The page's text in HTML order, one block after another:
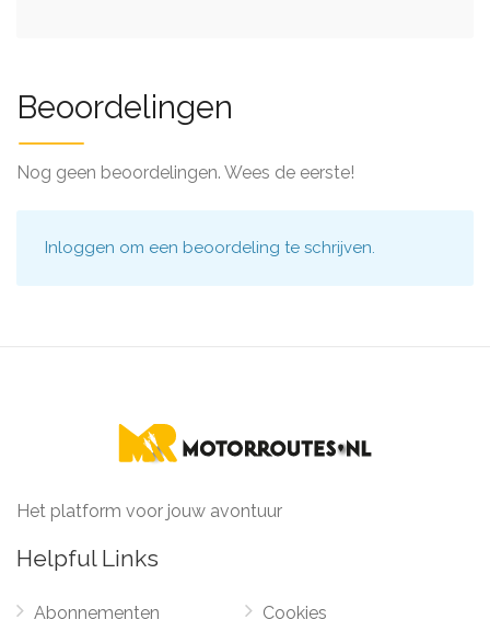
Beoordelingen
Nog geen beoordelingen. Wees de eerste!
Inloggen om een beoordeling te schrijven.
Het platform voor jouw avontuur
Helpful Links
Abonnementen Cookies